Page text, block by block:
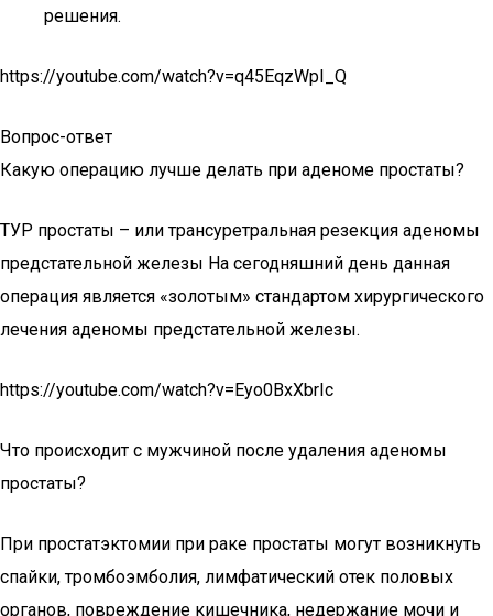
решения.
https://youtube.com/watch?v=q45EqzWpI_Q
Вопрос-ответ
Какую операцию лучше делать при аденоме простаты?
ТУР простаты – или трансуретральная резекция аденомы
предстательной железы На сегодняшний день данная
операция является «золотым» стандартом хирургического
лечения аденомы предстательной железы.
https://youtube.com/watch?v=Eyo0BxXbrIc
Что происходит с мужчиной после удаления аденомы
простаты?
При простатэктомии при раке простаты могут возникнуть
спайки, тромбоэмболия, лимфатический отек половых
органов, повреждение кишечника, недержание мочи и